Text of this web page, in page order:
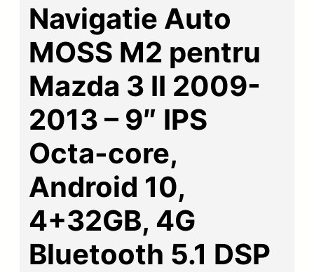
Navigatie Auto
MOSS M2 pentru
Mazda 3 II 2009-
2013 – 9″ IPS
Octa-core,
Android 10,
4+32GB, 4G
Bluetooth 5.1 DSP